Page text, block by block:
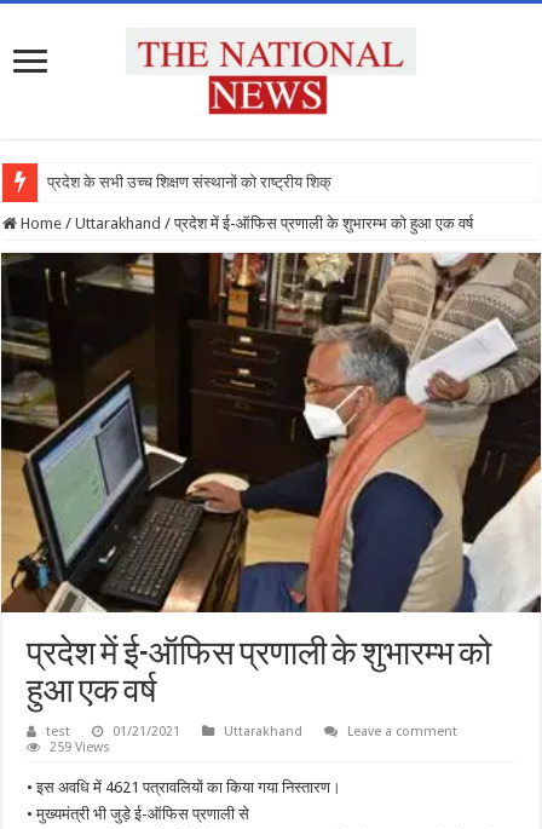
प्रदेश के सभी उच्च शिक्षण संस्थानों को राष्ट्रीय शिक्षा नीति क
Home / Uttarakhand / प्रदेश में ई-ऑफिस प्रणाली के शुभारम्भ को हुआ एक वर्ष
प्रदेश में ई-ऑफिस प्रणाली के शुभारम्भ को
हुआ एक वर्ष
test 01/21/2021 Uttarakhand
Leave a comment
259 Views
• इस अवधि में 4621 पत्रावलियों का किया गया निस्तारण।
• मुख्यमंत्री भी जुड़े ई-ऑफिस प्रणाली से